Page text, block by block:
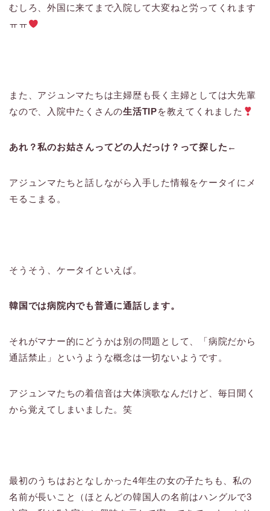
むしろ、外国に来てまで入院して大変ねと労ってくれます
ㅠㅠ
また、アジュンマたちは主婦歴も長く主婦としては大先輩
なので、入院中たくさんの生活TIPを教えてくれました
あれ？私のお姑さんってどの人だっけ？って探した←
アジュンマたちと話しながら入手した情報をケータイにメ
モるこまる。
そうそう、ケータイといえば。
韓国では病院内でも普通に通話します。
それがマナー的にどうかは別の問題として、「病院だから
通話禁止」というような概念は一切ないようです。
アジュンマたちの着信音は大体演歌なんだけど、毎日聞く
から覚えてしまいました。笑
最初のうちはおとなしかった4年生の女の子たちも、私の
名前が長いこと（ほとんどの韓国人の名前はハングルで3